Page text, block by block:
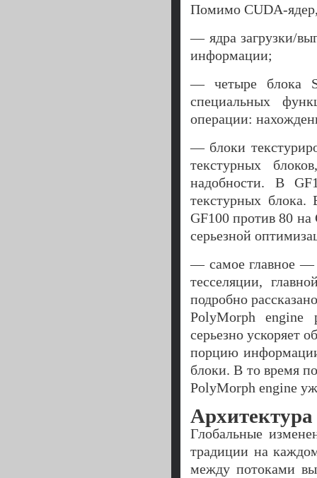
Помимо CUDA-ядер,
— ядра загрузки/
информации;
— четыре блока
специальных
операции:
— блоки
текстурных
надобности. В
текстурных блока.
GF100 против 80 на
серьезной
— самое главное
тесселяции,
подробно
PolyMorph engine
серьезно ускоряет
порцию
блоки. В то время
PolyMorph engine
Глобальные
традиции на
между потоками